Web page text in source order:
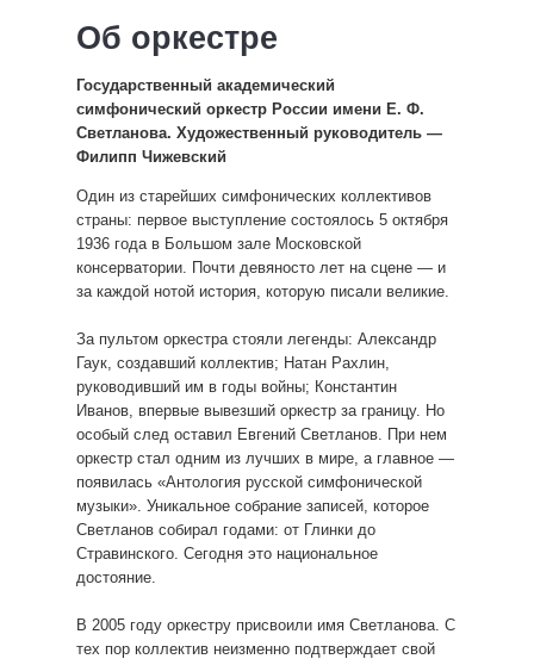
Об оркестре
Государственный академический
симфонический оркестр России имени Е. Ф.
Светланова. Художественный руководитель —
Филипп Чижевский
Один из старейших симфонических коллективов
страны: первое выступление состоялось 5 октября
1936 года в Большом зале Московской
консерватории. Почти девяносто лет на сцене — и
за каждой нотой история, которую писали великие.
За пультом оркестра стояли легенды: Александр
Гаук, создавший коллектив; Натан Рахлин,
руководивший им в годы войны; Константин
Иванов, впервые вывезший оркестр за границу. Но
особый след оставил Евгений Светланов. При нем
оркестр стал одним из лучших в мире, а главное —
появилась «Антология русской симфонической
музыки». Уникальное собрание записей, которое
Светланов собирал годами: от Глинки до
Стравинского. Сегодня это национальное
достояние.
В 2005 году оркестру присвоили имя Светланова. С
тех пор коллектив неизменно подтверждает свой